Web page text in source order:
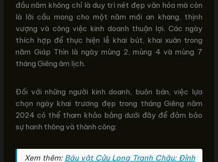
đầu năm không chỉ là duy trì nét đẹp văn hóa mà còn
là lời cầu mong cho một năm mới an khang, thịnh
vượng và công việc kinh doanh thuận lợi. Các ngày
thích hợp để thực hiện lễ khai bút, khai xuân trong
năm Giáp Thìn là ngày mùng 2, mùng 4 và mùng 7
tháng Giêng âm lịch.
Đối với những người kinh doanh, buôn bán, việc lựa
chọn ngày khai trương đẹp trong tháng Giêng năm
2024 có thể tham khảo bảng dưới đây để đảm bảo
sự hanh thông và thành công:
Xem thêm: Báu vật Cửu Long Tranh Châu: Đỉnh